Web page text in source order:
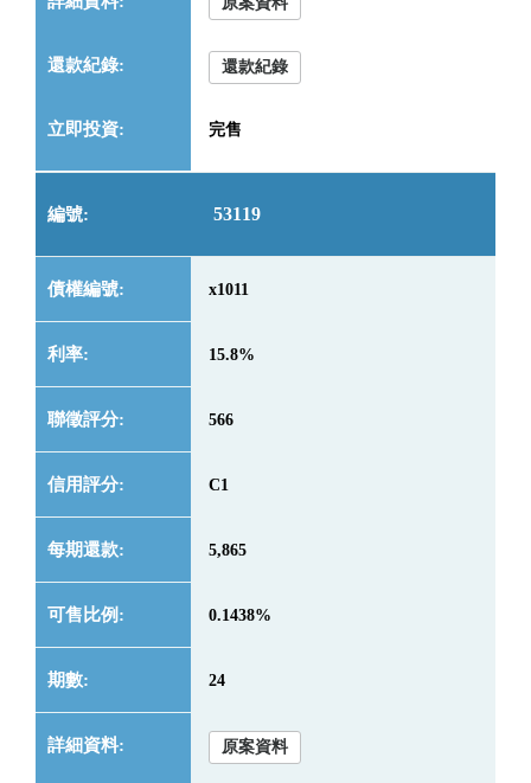
還款紀錄
完售
53119
x1011
15.8%
566
C1
5,865
0.1438%
24
原案資料